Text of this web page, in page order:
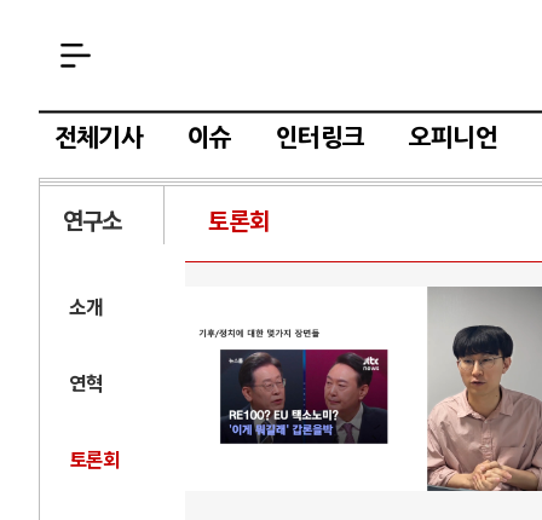
전체기사 이슈 인터링크 오피니언
연구소 토론회
소개
연혁
토론회